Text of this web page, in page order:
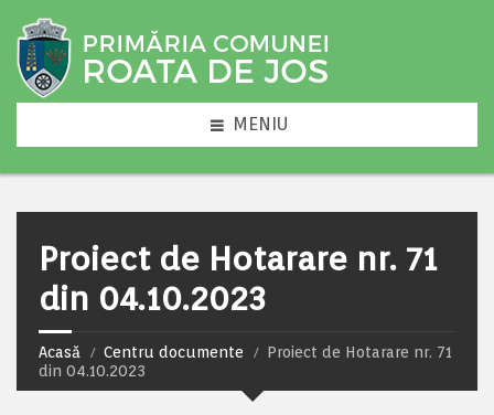
MENIU
Proiect de Hotarare nr. 71
din 04.10.2023
Acasă Centru documente
Proiect de Hotarare nr. 71
din 04.10.2023